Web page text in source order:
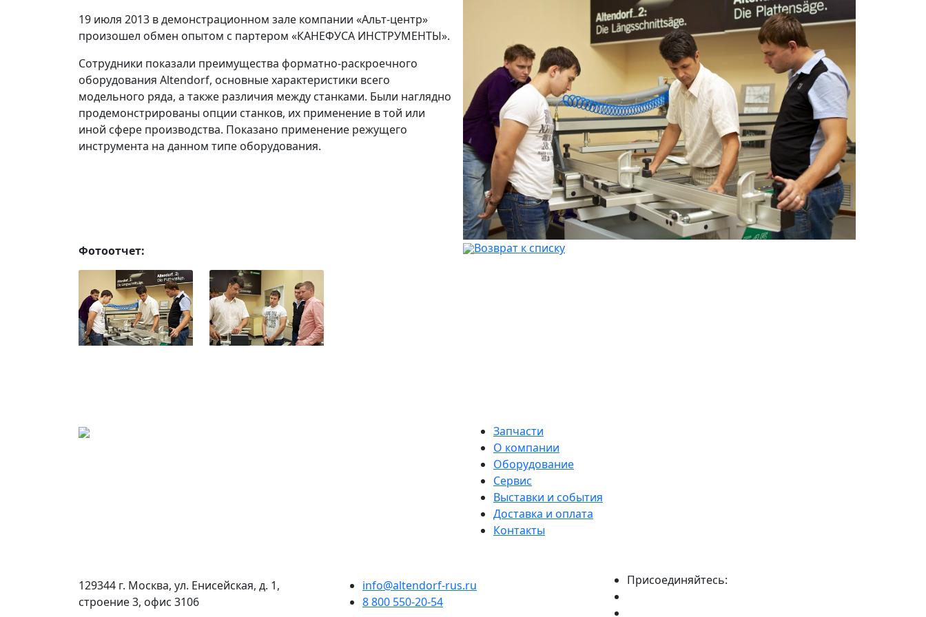
19 июля 2013 в демонстрационном зале компании «Альт-центр»
произошел обмен опытом с партером «КАНЕФУСА ИНСТРУМЕНТЫ».
Сотрудники показали преимущества форматно-раскроечного
оборудования Altendorf, основные характеристики всего
модельного ряда, а также различия между станками. Были наглядно
продемонстрированы опции станков, их применение в той или
иной сфере производства. Показано применение режущего
инструмента на данном типе оборудования.
Фотоотчет: Возврат к списку
Запчасти
О компании
Оборудование
Сервис
Выставки и события
Доставка и оплата
Контакты
129344 г. Москва, ул. Енисейская, д. 1,
строение 3, офис 3106
info@altendorf-rus.ru
8 800 550-20-54
Присоединяйтесь: